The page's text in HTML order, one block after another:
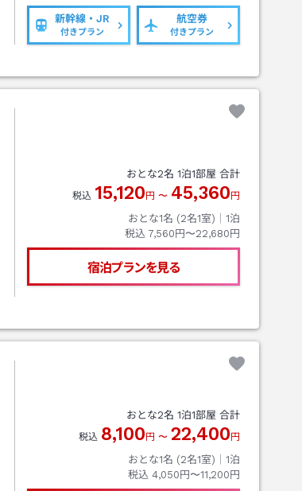
新幹線・JR
付きプラン
航空券
付きプラン
おとな2名 1泊1部屋 合計
税込 15,120 円 〜 45,360 円
おとな1名 (2名1室)｜ 1泊
税込 7,560円〜22,680円
宿泊プランを見る
おとな2名 1泊1部屋 合計
税込 8,100 円 〜 22,400 円
おとな1名 (2名1室)｜ 1泊
税込 4,050円〜11,200円